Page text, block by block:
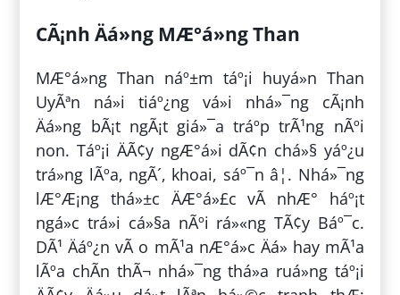
CÃ¡nh Äá»ng MÆ°á»ng Than
MÆ°á»ng Than náº±m táº¡i huyá»n Than
UyÃªn ná»i tiáº¿ng vá»i nhá»¯ng cÃ¡nh
Äá»ng bÃ¡t ngÃ¡t giá»¯a tráº­p trÃ¹ng nÃºi
non. Táº¡i ÄÃ¢y ngÆ°á»i dÃ¢n chá»§ yáº¿u
trá»ng lÃºa, ngÃ´, khoai, sáº¯n â¦. Nhá»¯ng
lÆ°Æ¡ng thá»±c ÄÆ°á»£c vÃ­ nhÆ° háº¡t
ngá»c trá»i cá»§a nÃºi rá»«ng TÃ¢y Báº¯c.
DÃ¹ Äáº¿n vÃ o mÃ¹a nÆ°á»c Äá» hay mÃ¹a
lÃºa chÃ­n thÃ¬ nhá»¯ng thá»­a ruá»ng táº¡i